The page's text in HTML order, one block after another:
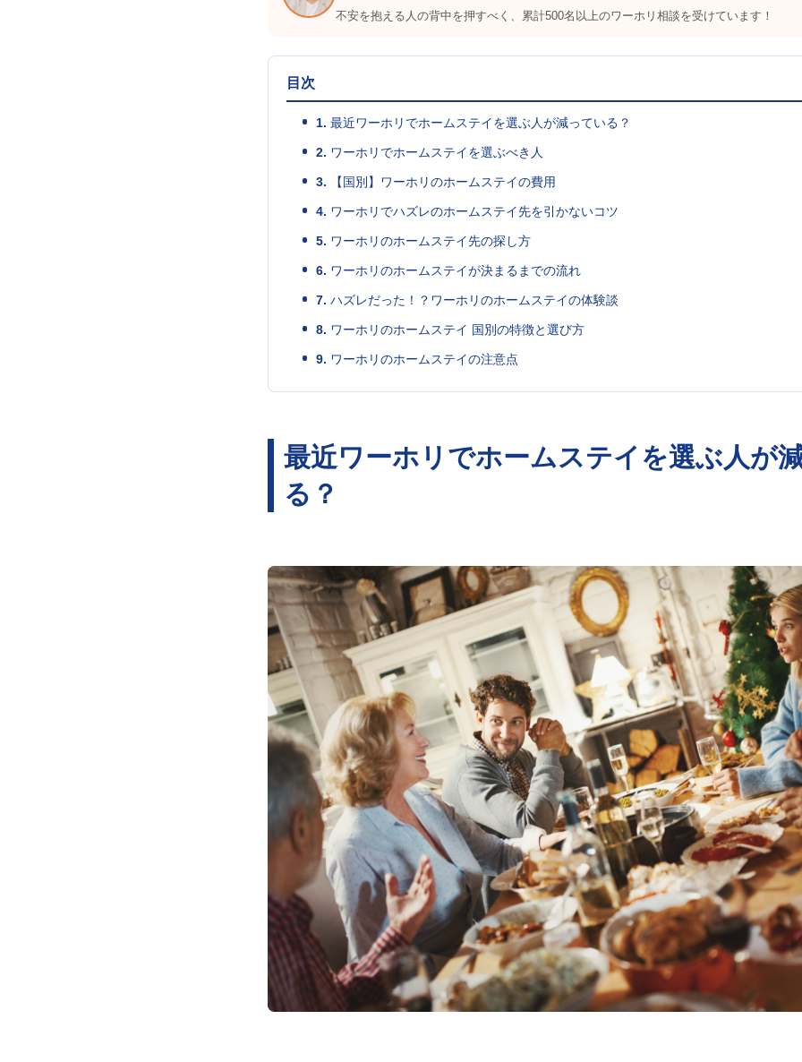
不安を抱える人の背中を押すべく、累計500名以上のワーホリ相談を受けています！
目次
1. 最近ワーホリでホームステイを選ぶ人が減っている？
2. ワーホリでホームステイを選ぶべき人
3. 【国別】ワーホリのホームステイの費用
4. ワーホリでハズレのホームステイ先を引かないコツ
5. ワーホリのホームステイ先の探し方
6. ワーホリのホームステイが決まるまでの流れ
7. ハズレだった！？ワーホリのホームステイの体験談
8. ワーホリのホームステイ 国別の特徴と選び方
9. ワーホリのホームステイの注意点
最近ワーホリでホームステイを選ぶ人が
る？